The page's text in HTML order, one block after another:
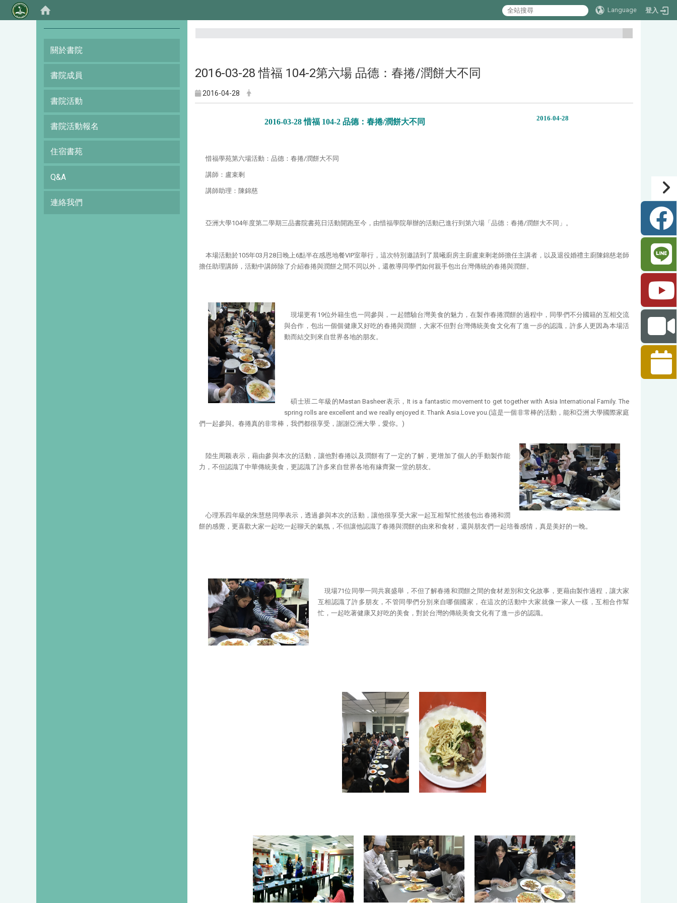
Language 登入
:::
關於書院
書院成員
書院活動
書院活動報名
住宿書苑
Q&A
連絡我們
2016-03-28 惜福 104-2第六場 品德：春捲/潤餅大不同
2016-04-28
2016-03-28 惜福 104-2 品德：春捲/潤餅大不同 2016-04-28
惜福學苑第六場活動：品德：春捲/潤餅大不同
講師 ： 盧束剩
講師助理：陳錦慈
亞洲大學104年度第二學期三品書院書苑日活動開跑至今，由惜福學院舉辦的活動已進行到第六場「品德：春捲/潤餅大不同」。
本場活動於105年03月28日晚上6點半在感恩地餐VIP室舉行，這次特別邀請到了晨曦廚房主廚盧束剩老師擔任主講者，以及退役婚禮主廚陳錦慈老師
擔任助理講師，活動中講師除了介紹春捲與潤餅之間不同以外，還教導同學們如何親手包出台灣傳統的春捲與潤餅。
現場更有19位外籍生也一同參與，一起體驗台灣美食的魅力，在製作春捲潤餅的過程中，同學們不分國籍的互相交流
與合作，包出一個個健康又好吃的春捲與潤餅，大家不但對台灣傳統美食文化有了進一步的認識，許多人更因為本場活
動而結交到來自世界各地的朋友。
碩士班二年級的Mastan Basheer表示，It is a fantastic movement to get together with Asia International Family. The
spring rolls are excellent and we really enjoyed it. Thank Asia.Love you.(這是一個非常棒的活動，能和亞洲大學國際家庭
們一起參與。春捲真的非常棒，我們都很享受，謝謝亞洲大學，愛你。)
陸生周颖表示，藉由參與本次的活動，讓他對春捲以及潤餅有了一定的了解，更增加了個人的手動製作能
力，不但認識了中華傳統美食，更認識了許多來自世界各地有緣齊聚一堂的朋友。
心理系四年級的朱慧慈同學表示，透過參與本次的活動，讓他很享受大家一起互相幫忙然後包出春捲和潤
餅的感覺，更喜歡大家一起吃一起聊天的氣氛，不但讓他認識了春捲與潤餅的由來和食材，還與朋友們一起培養感情，真是美好的一晚。
現場71位同學一同共襄盛舉，不但了解春捲和潤餅之間的食材差別和文化故事，更藉由製作過程，讓大家
互相認識了許多朋友，不管同學們分別來自哪個國家，在這次的活動中大家就像一家人一樣，互相合作幫
忙，一起吃著健康又好吃的美食，對於台灣的傳統美食文化有了進一步的認識。